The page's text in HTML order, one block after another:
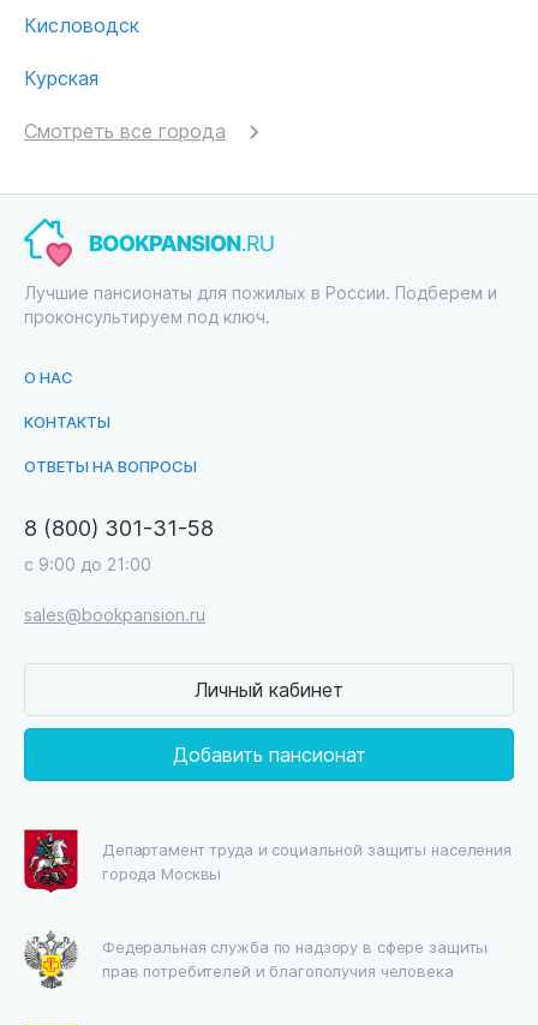
Кисловодск
Курская
Смотреть все города
Лучшие пансионаты для пожилых в России. Подберем и
проконсультируем под ключ.
О НАС
КОНТАКТЫ
ОТВЕТЫ НА ВОПРОСЫ
8 (800) 301-31-58
с 9:00 до 21:00
sales@bookpansion.ru
Личный кабинет
Добавить пансионат
Департамент труда и социальной защиты населения
города Москвы
Федеральная служба по надзору в сфере защиты
прав потребителей и благополучия человека